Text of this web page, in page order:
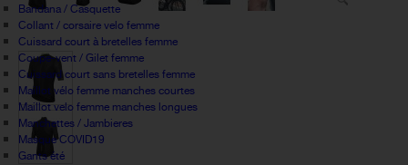
Bandana / Casquette
Collant / corsaire velo femme
Cuissard court à bretelles femme
Coupe-vent / Gilet femme
Cuissard court sans bretelles femme
Maillot vélo femme manches courtes
Maillot velo femme manches longues
Manchettes / Jambieres
Masque COVID19
Gants été